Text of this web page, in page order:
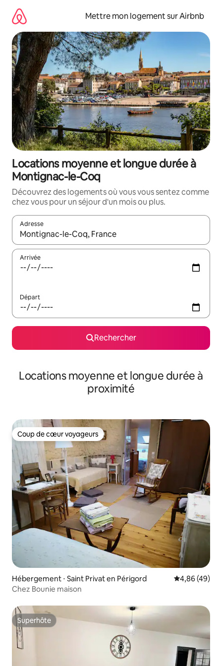
directement
contenu
Mettre mon logement sur Airbnb
Locations moyenne et longue durée à
Montignac-le-Coq
Découvrez des logements où vous vous sentez comme
chez vous pour un séjour d'un mois ou plus.
Adresse
Lorsque les résultats s'affichent, utilisez les flèches vers le
Arrivée
Départ
Rechercher
Locations moyenne et longue durée à
proximité
Coup de cœur voyageurs
Coup de cœur voyageurs
Hébergement ⋅ Saint Privat en Périgord Évaluation
4,86 (49)
Chez Bounie maison
Superhôte
Superhôte